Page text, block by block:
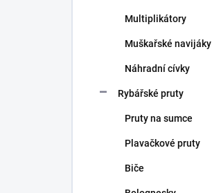
Multiplikátory
Muškařské navijáky
Náhradní cívky
Rybářské pruty
Pruty na sumce
Plavačkové pruty
Biče